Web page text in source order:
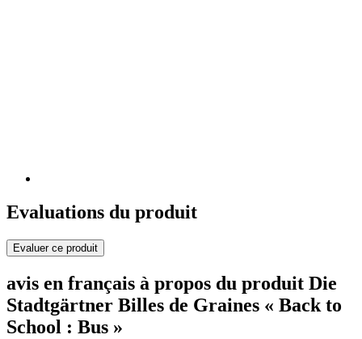
Evaluations du produit
Evaluer ce produit
avis en français à propos du produit Die
Stadtgärtner Billes de Graines « Back to
School : Bus »